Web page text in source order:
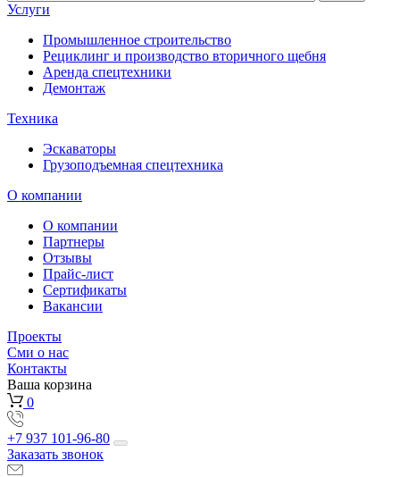
Услуги
Промышленное строительство
Рециклинг и производство вторичного щебня
Аренда спецтехники
Демонтаж
Техника
Эскаваторы
Грузоподъемная спецтехника
О компании
О компании
Партнеры
Отзывы
Прайс-лист
Сертификаты
Вакансии
Проекты
Сми о нас
Контакты
Ваша корзина
0
+7 937 101-96-80
Заказать звонок